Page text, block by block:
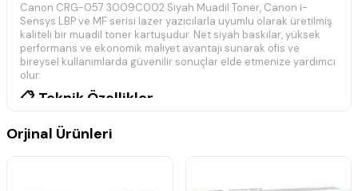
Canon CRG-057 3009C002 Siyah Muadil Toner, Canon i-
Sensys LBP ve MF serisi lazer yazıcılarla uyumlu olarak üretilmiş
kaliteli bir muadil toner kartuşudur. Net siyah baskılar, yüksek
performans ve ekonomik maliyet avantajı sunarak ofis ve
bireysel kullanımlarda güvenilir sonuçlar elde etmenize yardımcı
olur.
📋 Teknik Özellikler
Model:CRG-057
Orjinal Ürünleri